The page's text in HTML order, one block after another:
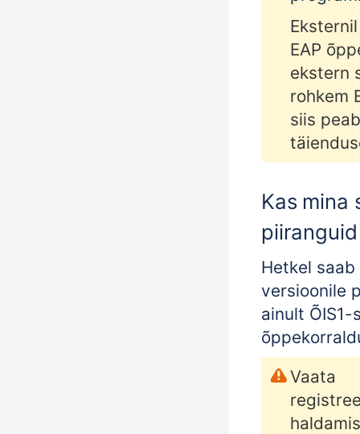
EAP
ekstern
rohkem
siis
Kas mina
Hetkel
versioonile
ainult
Vaata